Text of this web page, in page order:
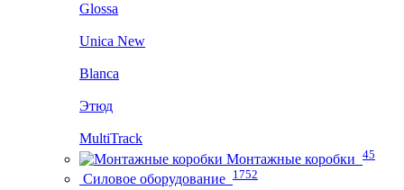
Glossa
Unica New
Blanca
Этюд
MultiTrack
Монтажные коробки 45
Силовое оборудование 1752